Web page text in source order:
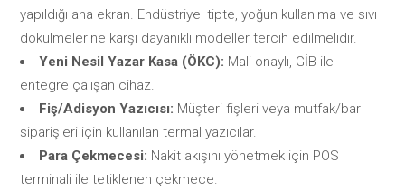
yapıldığı ana ekran. Endüstriyel tipte, yoğun kullanıma ve sıvı
dökülmelerine karşı dayanıklı modeller tercih edilmelidir.
Yeni Nesil Yazar Kasa (ÖKC): Mali onaylı, GİB ile
entegre çalışan cihaz.
Fiş/Adisyon Yazıcısı: Müşteri fişleri veya mutfak/bar
siparişleri için kullanılan termal yazıcılar.
Para Çekmecesi: Nakit akışını yönetmek için POS
terminali ile tetiklenen çekmece.